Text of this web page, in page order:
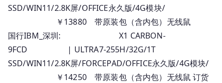
SSD/WIN11/2.8K屏/OFFICE永久版/4G模块/
￥13880 带原装包（含内包）无线鼠
国行IBM_深圳: X1 CARBON-
9FCD | ULTRA7-255H/32G/1T
SSD/WIN11/2.8K屏/FORCEPAD/OFFICE永久版/4G模块/
￥14250 带原装包（含内包）无线鼠 订货